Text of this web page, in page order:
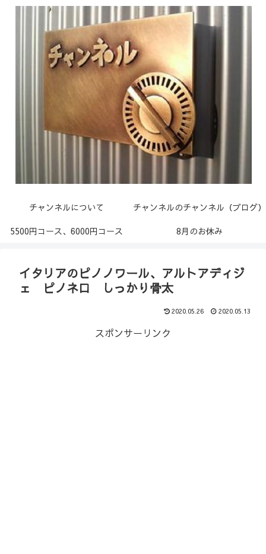
チャンネルについて
チャンネルのチャンネル（ブログ）
5500円コース、6000円コース
8月のお休み
イタリアのピノノワール、アルトアディジ
ェ ピノネロ しっかり骨太
2020.05.26 2020.05.13
スポンサーリンク